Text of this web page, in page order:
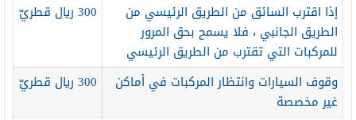
إذا اقترب السائق من الطريق الرئيسي من
الطريق الجانبي ، فلا يسمح بحق المرور
للمركبات التي تقترب من الطريق الرئيسي
300 ريال قطريّ
وقوف السيارات وانتظار المركبات في أماكن
غير مخصصة
300 ريال قطريّ